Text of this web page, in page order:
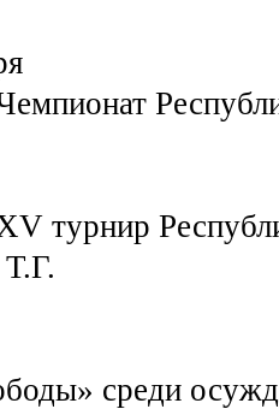
турнир
среди